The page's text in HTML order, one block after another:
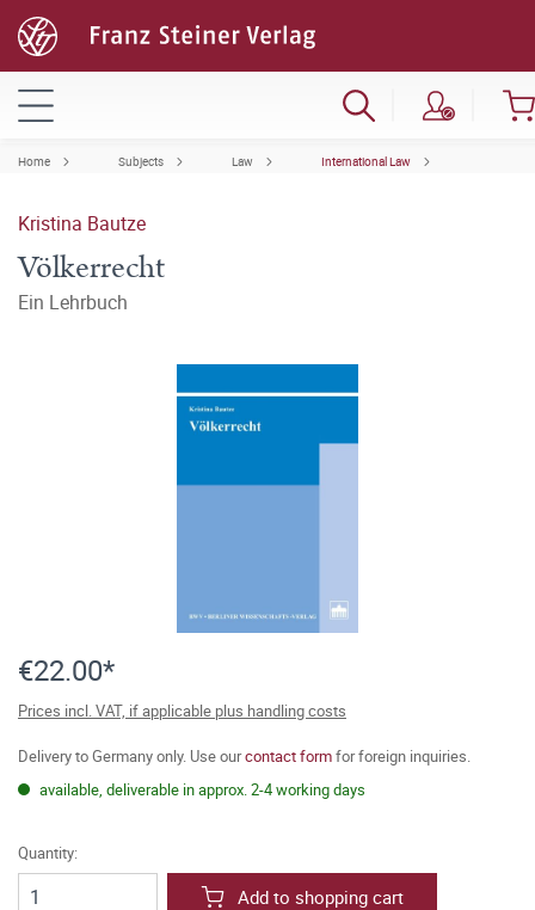
Home Subjects Law International Law
Kristina Bautze
Völkerrecht
Ein Lehrbuch
€22.00*
Prices incl. VAT, if applicable plus handling costs
Delivery to Germany only. Use ourcontact formfor foreign inquiries.
available, deliverable in approx. 2-4 working days
Quantity:
Add to shopping cart